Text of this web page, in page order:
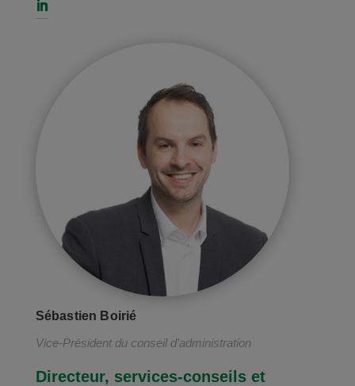
Sébastien Boirié
Vice-Président du conseil d'administration
Directeur, services-conseils et